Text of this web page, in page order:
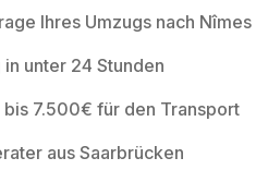
Ihres Umzugs nach Nîmes
unter 24 Stunden
7.500€ für den Transport
aus Saarbrücken